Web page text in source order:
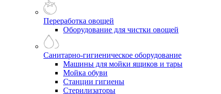
Переработка овощей
Оборудование для чистки овощей
Санитарно-гигиеническое оборудование
Машины для мойки ящиков и тары
Мойка обуви
Станции гигиены
Стерилизаторы